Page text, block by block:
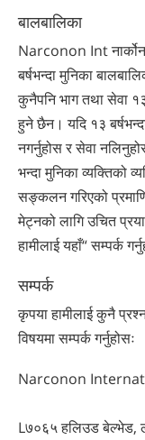
बालबालिका
Narconon Int
बर्षभन्दा मुनिका
कुनैपनि भाग तथा सेवा १३
हुने छैन। यदि १३
नगर्नुहोस र सेवा
भन्दा मुनिका व्यक्तिको
सङ्कलन गरिएको
मेट्नको लागि उचित
हामीलाई यहाँ“
सम्पर्क
कृपया हामीलाई कुनै
विषयमा सम्पर्क गर्नुहोसः
Narconon
L७०६५ हलिउड बेल्भेड,